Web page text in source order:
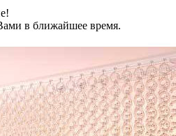
в ближайшее время.